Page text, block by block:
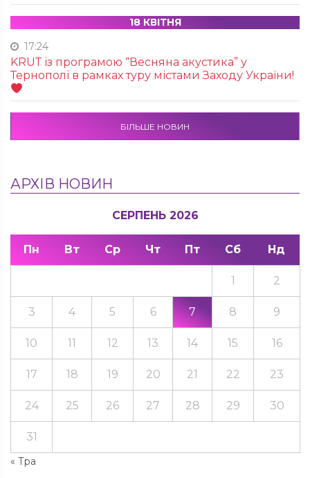
18 КВІТНЯ
17:24
KRUТ із програмою “Весняна акустика” у
Тернополі в рамках туру містами Заходу України!
БІЛЬШЕ НОВИН
АРХІВ НОВИН
СЕРПЕНЬ 2026
Пн Вт Ср Чт Пт Сб Нд
« Тра
1 2
3 4 5 6 7 8 9
10 11 12 13 14 15 16
17 18 19 20 21 22 23
24 25 26 27 28 29 30
31